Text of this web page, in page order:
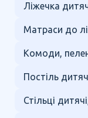
Ліжечка
Матраси до
Комоди,
Постіль
Стільці